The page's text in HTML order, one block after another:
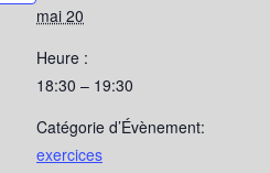
mai 20
Heure :
18:30 – 19:30
Catégorie d’Évènement:
exercices